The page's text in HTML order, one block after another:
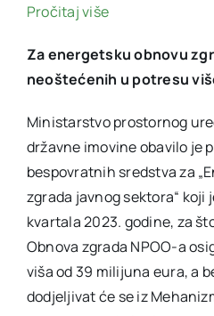
Pročitaj više
Za energetsku obnovu
neoštećenih u potresu
Ministarstvo prostornog
državne imovine obavilo je
bespovratnih sredstva za
zgrada javnog sektora“ koji
kvartala 2023. godine, za
Obnova zgrada NPOO-a
viša od 39 milijuna eura, a
dodjeljivat će se iz